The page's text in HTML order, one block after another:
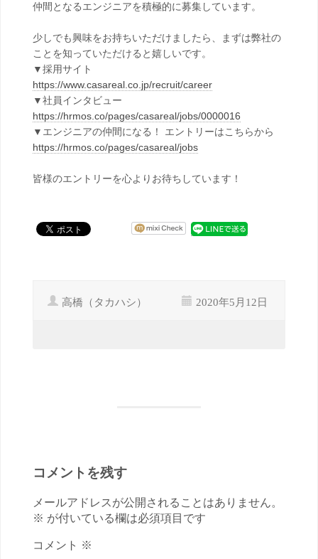
仲間となるエンジニアを積極的に募集しています。
少しでも興味をお持ちいただけましたら、まずは弊社の
ことを知っていただけると嬉しいです。
▼採用サイト
https://www.casareal.co.jp/recruit/career
▼社員インタビュー
https://hrmos.co/pages/casareal/jobs/0000016
▼エンジニアの仲間になる！ エントリーはこちらから
https://hrmos.co/pages/casareal/jobs
皆様のエントリーを心よりお待ちしています！
高橋（タカハシ） 2020年5月12日
コメントを残す
メールアドレスが公開されることはありません。
※ が付いている欄は必須項目です
コメント ※